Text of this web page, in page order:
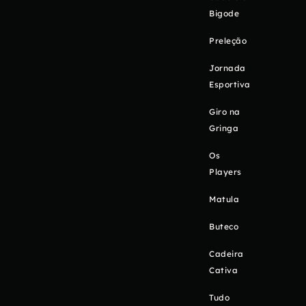
Bigode
Preleção
Jornada
Esportiva
Giro na
Gringa
Os
Players
Matula
Buteco
Cadeira
Cativa
Tudo